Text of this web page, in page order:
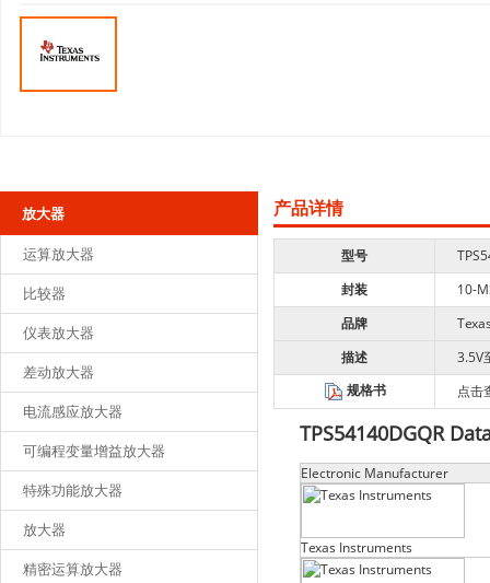
放大器
运算放大器
比较器
仪表放大器
差动放大器
电流感应放大器
可编程变量增益放大器
特殊功能放大器
放大器
精密运算放大器
产品详情
型号
封装
10-
品牌
描述
3.5V
规格书
点击
TPS54140DGQR
Electronic Manufacturer
Texas Instruments